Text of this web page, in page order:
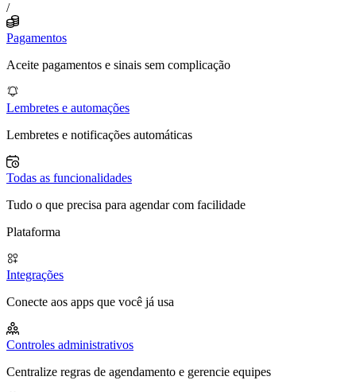
/
Pagamentos
Aceite pagamentos e sinais sem complicação
Lembretes e automações
Lembretes e notificações automáticas
Todas as funcionalidades
Tudo o que precisa para agendar com facilidade
Plataforma
Integrações
Conecte aos apps que você já usa
Controles administrativos
Centralize regras de agendamento e gerencie equipes